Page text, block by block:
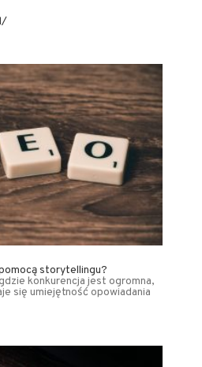
storytellingu?
konkurencja jest ogromna,
się umiejętność opowiadania